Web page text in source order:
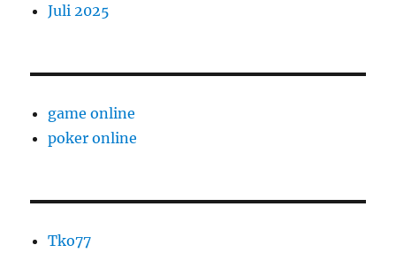
Juli 2025
game online
poker online
Tko77